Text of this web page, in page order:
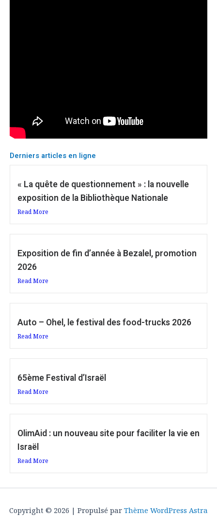
Derniers articles en ligne
« La quête de questionnement » : la nouvelle
exposition de la Bibliothèque Nationale
Read More
Exposition de fin d’année à Bezalel, promotion
2026
Read More
Auto – Ohel, le festival des food-trucks 2026
Read More
65ème Festival d’Israël
Read More
OlimAid : un nouveau site pour faciliter la vie en
Israël
Read More
Copyright © 2026 | Propulsé par Thème WordPress Astra